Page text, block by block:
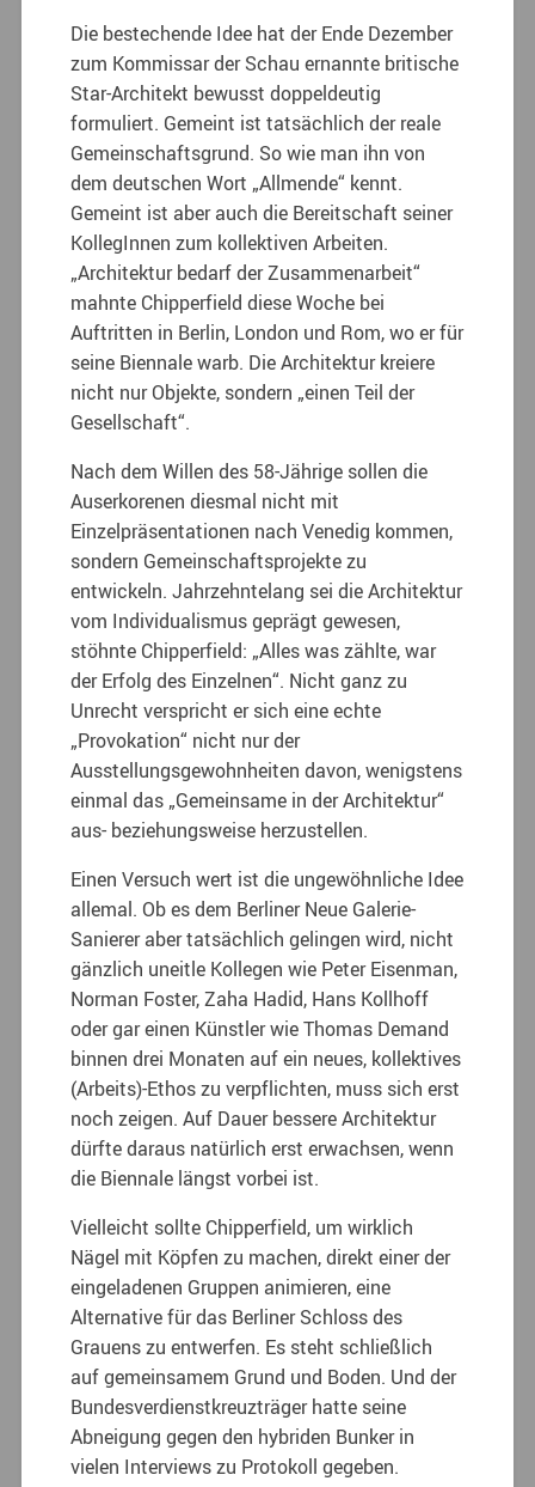
Die bestechende Idee hat der Ende Dezember
zum Kommissar der Schau ernannte britische
Star-Architekt bewusst doppeldeutig
formuliert. Gemeint ist tatsächlich der reale
Gemeinschaftsgrund. So wie man ihn von
dem deutschen Wort „Allmende“ kennt.
Gemeint ist aber auch die Bereitschaft seiner
KollegInnen zum kollektiven Arbeiten.
„Architektur bedarf der Zusammenarbeit“
mahnte Chipperfield diese Woche bei
Auftritten in Berlin, London und Rom, wo er für
seine Biennale warb. Die Architektur kreiere
nicht nur Objekte, sondern „einen Teil der
Gesellschaft“.
Nach dem Willen des 58-Jährige sollen die
Auserkorenen diesmal nicht mit
Einzelpräsentationen nach Venedig kommen,
sondern Gemeinschaftsprojekte zu
entwickeln. Jahrzehntelang sei die Architektur
vom Individualismus geprägt gewesen,
stöhnte Chipperfield: „Alles was zählte, war
der Erfolg des Einzelnen“. Nicht ganz zu
Unrecht verspricht er sich eine echte
„Provokation“ nicht nur der
Ausstellungsgewohnheiten davon, wenigstens
einmal das „Gemeinsame in der Architektur“
aus- beziehungsweise herzustellen.
Einen Versuch wert ist die ungewöhnliche Idee
allemal. Ob es dem Berliner Neue Galerie-
Sanierer aber tatsächlich gelingen wird, nicht
gänzlich uneitle Kollegen wie Peter Eisenman,
Norman Foster, Zaha Hadid, Hans Kollhoff
oder gar einen Künstler wie Thomas Demand
binnen drei Monaten auf ein neues, kollektives
(Arbeits)-Ethos zu verpflichten, muss sich erst
noch zeigen. Auf Dauer bessere Architektur
dürfte daraus natürlich erst erwachsen, wenn
die Biennale längst vorbei ist.
Vielleicht sollte Chipperfield, um wirklich
Nägel mit Köpfen zu machen, direkt einer der
eingeladenen Gruppen animieren, eine
Alternative für das Berliner Schloss des
Grauens zu entwerfen. Es steht schließlich
auf gemeinsamem Grund und Boden. Und der
Bundesverdienstkreuzträger hatte seine
Abneigung gegen den hybriden Bunker in
vielen Interviews zu Protokoll gegeben.